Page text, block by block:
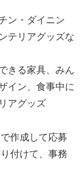
ン・ダイニン
テリアグッズな
きる家具、みん
イン、食事中に
アグッズ
作成して応募
付けて、事務